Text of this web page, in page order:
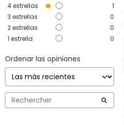
4estrellas
1
3 estrellas
0
2estrellas
0
1 estrella 0
Ordenar las opiniones